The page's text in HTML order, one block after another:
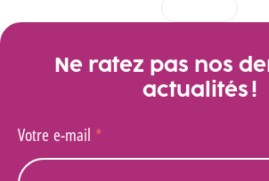
1 2 3 4
Ne ratez pas nos
actualités !
Votre e-mail *